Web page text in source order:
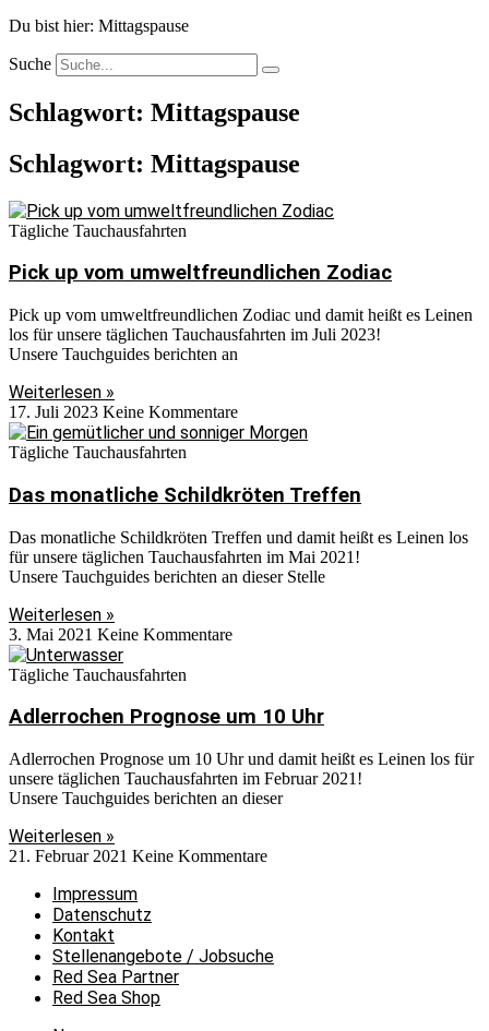
Du bist hier: Mittagspause
Suche
Schlagwort: Mittagspause
Schlagwort: Mittagspause
Tägliche Tauchausfahrten
Pick up vom umweltfreundlichen Zodiac
Pick up vom umweltfreundlichen Zodiac und damit heißt es Leinen
los für unsere täglichen Tauchausfahrten im Juli 2023!
Unsere Tauchguides berichten an
Weiterlesen »
17. Juli 2023 Keine Kommentare
Tägliche Tauchausfahrten
Das monatliche Schildkröten Treffen
Das monatliche Schildkröten Treffen und damit heißt es Leinen los
für unsere täglichen Tauchausfahrten im Mai 2021!
Unsere Tauchguides berichten an dieser Stelle
Weiterlesen »
3. Mai 2021 Keine Kommentare
Tägliche Tauchausfahrten
Adlerrochen Prognose um 10 Uhr
Adlerrochen Prognose um 10 Uhr und damit heißt es Leinen los für
unsere täglichen Tauchausfahrten im Februar 2021!
Unsere Tauchguides berichten an dieser
Weiterlesen »
21. Februar 2021 Keine Kommentare
Impressum
Datenschutz
Kontakt
Stellenangebote / Jobsuche
Red Sea Partner
Red Sea Shop